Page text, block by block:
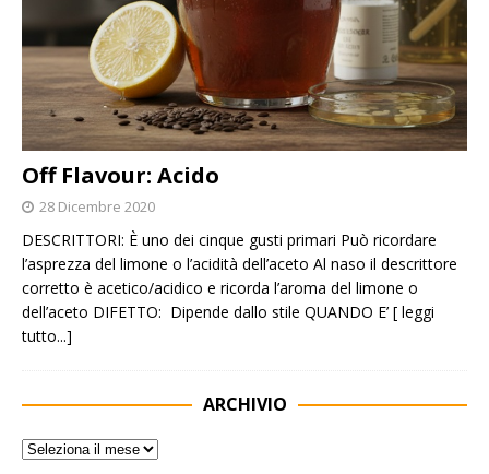
Off Flavour: Acido
28 Dicembre 2020
DESCRITTORI: È uno dei cinque gusti primari Può ricordare
l’asprezza del limone o l’acidità dell’aceto Al naso il descrittore
corretto è acetico/acidico e ricorda l’aroma del limone o
dell’aceto DIFETTO: Dipende dallo stile QUANDO E’ [ leggi
tutto...]
ARCHIVIO